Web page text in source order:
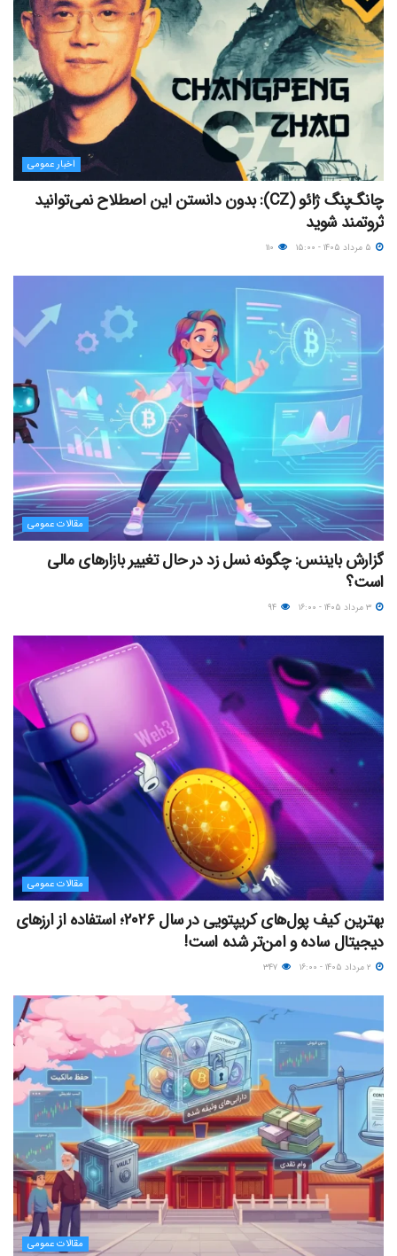
اخبار عمومی
چانگ‌پنگ ژائو (CZ): بدون دانستن این اصطلاح نمی‌توانید
ثروتمند شوید
مقالات عمومی
گزارش بایننس: چگونه نسل زد در حال تغییر بازارهای مالی
است؟
مقالات عمومی
بهترین کیف پول‌های کریپتویی در سال ۲۰۲۶؛ استفاده از ارزهای
دیجیتال ساده و امن‌تر شده است!
مقالات عمومی